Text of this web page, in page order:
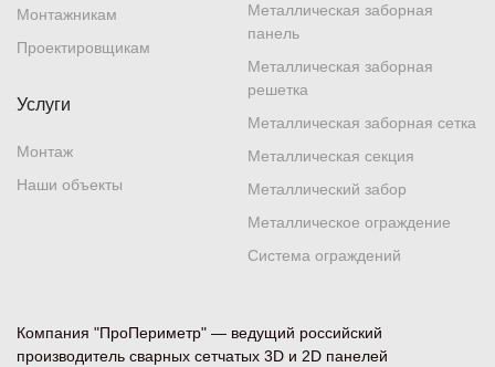
Компания "ПроПериметр" — ведущий российский
производитель сварных сетчатых 3D и 2D панелей
Металлическая заборная
панель
Металлическая заборная
решетка
Металлическая заборная сетка
Металлическая секция
Металлический забор
Металлическое ограждение
Система ограждений
Монтажникам
Проектировщикам
Услуги
Монтаж
Наши объекты